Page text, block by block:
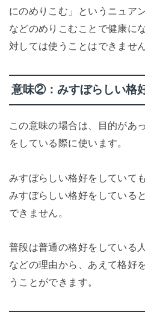
にのめりこむ」というニュア
などのめりこむことで健康に
対しては使うことはできません
意味②：みすぼらしい格
この意味の場合は、目的があ
をしている際に使います。
みすぼらしい格好をしていて
みすぼらしい格好をしている
できません。
普段は普通の格好をしている
などの理由から、あえて格好
うことができます。